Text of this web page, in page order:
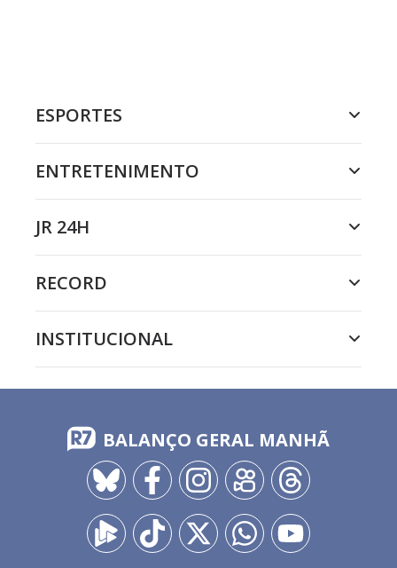
ESPORTES
ENTRETENIMENTO
JR 24H
RECORD
INSTITUCIONAL
BALANÇO GERAL MANHÃ